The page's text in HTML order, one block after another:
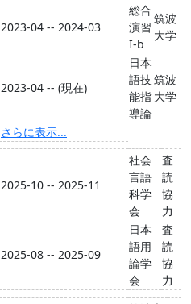
2023-04 -- 2024-03
総合
演習
I-b
筑波
大学
2023-04 -- (現在)
日本
語技
能指
導論
筑波
大学
さらに表示...
2025-10 -- 2025-11
社会
言語
科学
会
査
読
協
力
2025-08 -- 2025-09
日本
語用
論学
会
査
読
協
力